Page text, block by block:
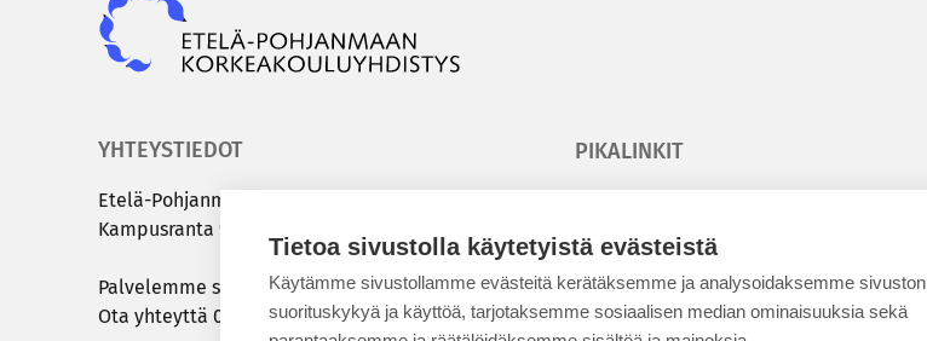
Tietoa sivustolla käytetyistä evästeistä
Käytämme sivustollamme evästeitä kerätäksemme ja analysoidaksemme sivuston
suorituskykyä ja käyttöä, tarjotaksemme sosiaalisen median ominaisuuksia sekä
YHTEYSTIEDOT
Etelä-​Pohjanmaan kor­kea­kou­lu­yh­dis­tys
Kam­pus­ran­ta 9 C | 60320 Sei­nä­jo­ki
Pal­ve­lem­me sinua ar­ki­sin klo 8.00 – 15.00
Ota yh­teyt­tä 050 431 7072taiinfo@epky.fi
PIKALINKIT
Kesäyliopisto
Epanet